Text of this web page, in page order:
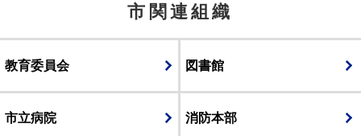
市関連組織
教育委員会 図書館
市立病院 消防本部